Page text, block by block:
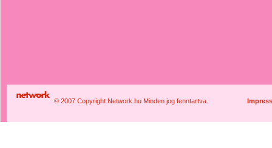
© 2007 Copyright Network.hu Minden jog fenntartva.